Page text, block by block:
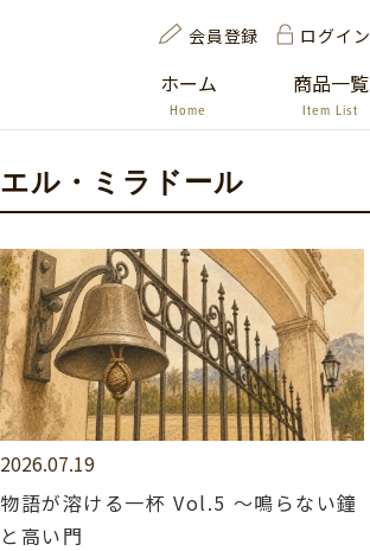
会員登録 ログイン
ホーム
Home
商品一覧
Item List
エル・ミラドール
2026.07.19
物語が溶ける一杯 Vol.5 ～鳴らない鐘
と高い門